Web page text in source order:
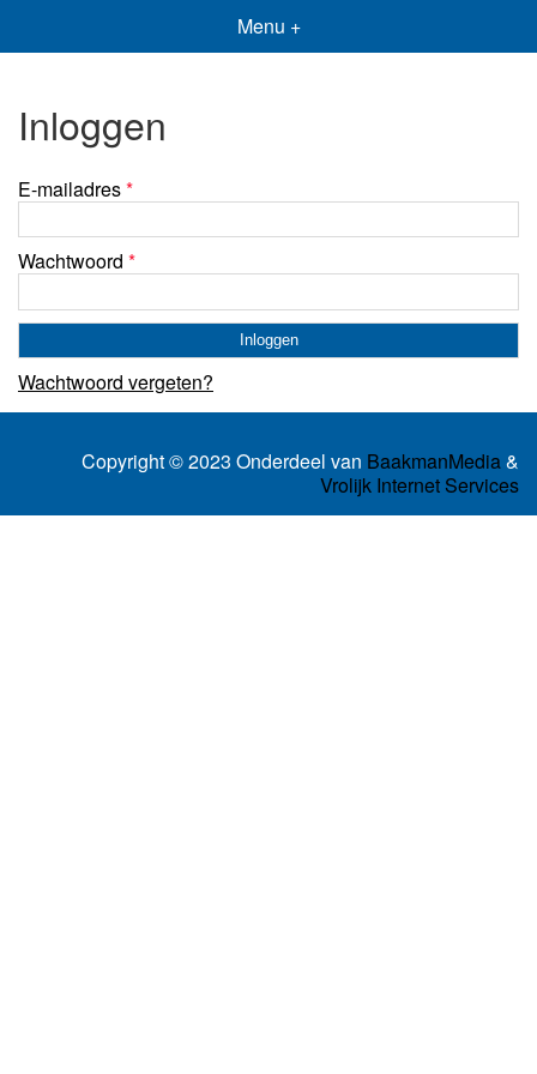
Menu +
Inloggen
E-mailadres*
Wachtwoord *
Wachtwoord vergeten?
Copyright © 2023 Onderdeel van BaakmanMedia&
Vrolijk Internet Services